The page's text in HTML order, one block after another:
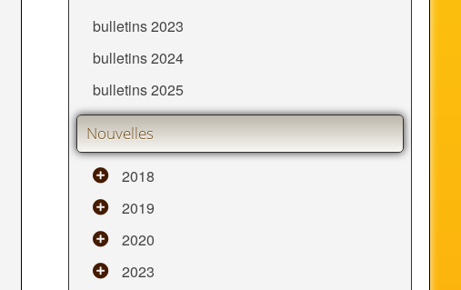
bulletins 2023
bulletins 2024
bulletins 2025
Nouvelles
2018
2019
2020
2023